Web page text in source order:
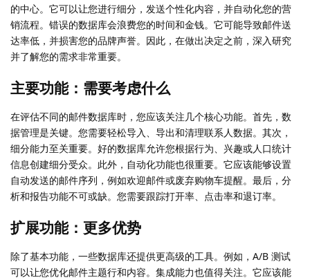
的中心。它可以让您进行细分，发送个性化内容，并自动化您的营
销流程。错误的数据库会浪费您的时间和金钱。它可能导致邮件送
达率低，并损害您的品牌声誉。因此，在做出决定之前，深入研究
并了解您的需求非常重要。
主要功能：需要考虑什么
在评估不同的邮件数据库时，您应该关注几个核心功能。首先，数
据管理是关键。您需要轻松导入、导出和清理联系人数据。其次，
细分能力至关重要。好的数据库允许您根据行为、兴趣或人口统计
信息创建细分受众。此外，自动化功能也很重要。它应该能够设置
自动发送的邮件序列，例如欢迎邮件或废弃购物车提醒。最后，分
析和报告功能不可或缺。您需要跟踪打开率、点击率和退订率。
扩展功能：更多优势
除了基本功能，一些数据库还提供更高级的工具。例如，A/B 测试
可以让您优化邮件主题行和内容。集成能力也值得关注。它应该能